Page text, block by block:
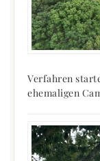
Verfahren
ehemaligen